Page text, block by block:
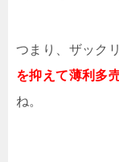
つまり、ザック
を抑えて薄利多
ね。